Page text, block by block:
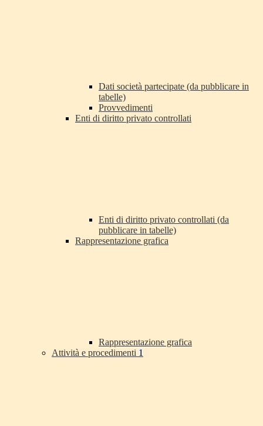
Dati società partecipate (da pubblicare in
tabelle)
Provvedimenti
Enti di diritto privato controllati
Enti di diritto privato controllati (da
pubblicare in tabelle)
Rappresentazione grafica
Rappresentazione grafica
Attività e procedimenti 1